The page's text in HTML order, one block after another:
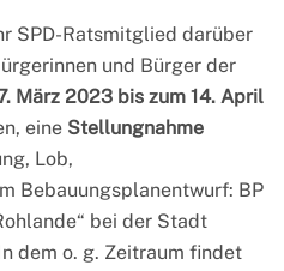
SPD-Ratsmitglied darüber
und Bürger der
März 2023 bis zum 14. April
eine Stellungnahme
Lob,
Bebauungsplanentwurf: BP
bei der Stadt
dem o. g. Zeitraum findet